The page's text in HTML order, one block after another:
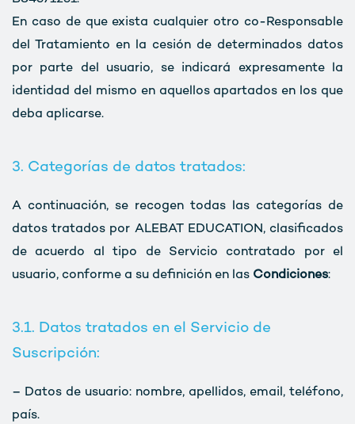
En caso de que exista cualquier otro co-Responsable
del Tratamiento en la cesión de determinados datos
por parte del usuario, se indicará expresamente la
identidad del mismo en aquellos apartados en los que
deba aplicarse.
3. Categorías de datos tratados:
A continuación, se recogen todas las categorías de
datos tratados por ALEBAT EDUCATION, clasificados
de acuerdo al tipo de Servicio contratado por el
usuario, conforme a su definición en las Condiciones:
3.1. Datos tratados en el Servicio de
Suscripción:
– Datos de usuario: nombre, apellidos, email, teléfono,
país.